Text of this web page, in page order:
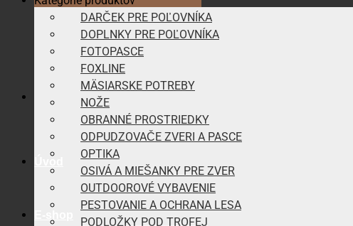
DARČEK PRE POĽOVNÍKA
DOPLNKY PRE POĽOVNÍKA
FOTOPASCE
FOXLINE
MÄSIARSKE POTREBY
NOŽE
OBRANNÉ PROSTRIEDKY
ODPUDZOVAČE ZVERI A PASCE
OPTIKA
OSIVÁ A MIEŠANKY PRE ZVER
OUTDOOROVÉ VYBAVENIE
PESTOVANIE A OCHRANA LESA
PODLOŽKY POD TROFEJ